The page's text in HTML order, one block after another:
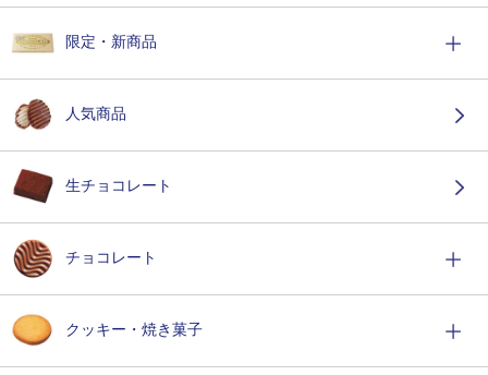
限定・新商品
人気商品
生チョコレート
チョコレート
クッキー・焼き菓子